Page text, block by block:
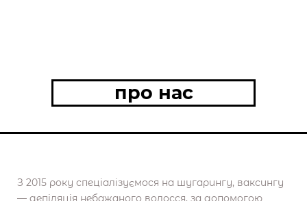
про нас
З 2015 року спеціалізуємося на шугарингу, ваксингу
— депіляція небажаного волосся, за допомогою